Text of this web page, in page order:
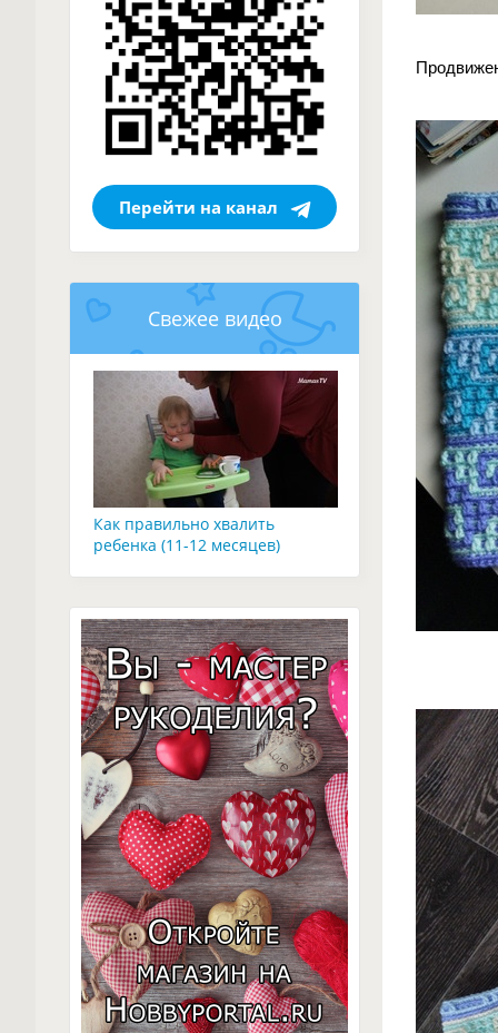
Перейти на канал
Свежее видео
Как правильно хвалить
ребенка (11-12 месяцев)